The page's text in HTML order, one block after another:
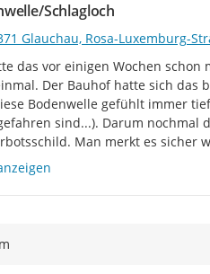
Schlagloch
Glauchau, Rosa-Luxemburg-
das vor einigen Wochen
Der Bauhof hatte sich das
Bodenwelle gefühlt immer
sind...). Darum nochmal
Man merkt es sicher